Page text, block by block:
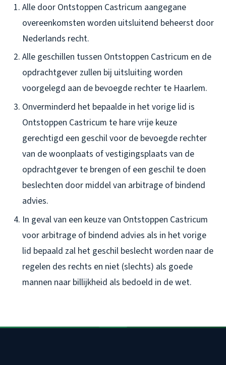
Alle door Ontstoppen Castricum aangegane
overeenkomsten worden uitsluitend beheerst door
Nederlands recht.
Alle geschillen tussen Ontstoppen Castricum en de
opdrachtgever zullen bij uitsluiting worden
voorgelegd aan de bevoegde rechter te Haarlem.
Onverminderd het bepaalde in het vorige lid is
Ontstoppen Castricum te hare vrije keuze
gerechtigd een geschil voor de bevoegde rechter
van de woonplaats of vestigingsplaats van de
opdrachtgever te brengen of een geschil te doen
beslechten door middel van arbitrage of bindend
advies.
In geval van een keuze van Ontstoppen Castricum
voor arbitrage of bindend advies als in het vorige
lid bepaald zal het geschil beslecht worden naar de
regelen des rechts en niet (slechts) als goede
mannen naar billijkheid als bedoeld in de wet.